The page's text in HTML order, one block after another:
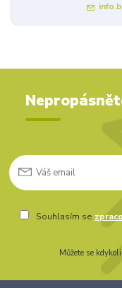
Souhlasím se
Můžete se